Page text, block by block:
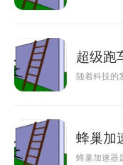
超级跑
随着科技的
蜂巢加
蜂巢加速器